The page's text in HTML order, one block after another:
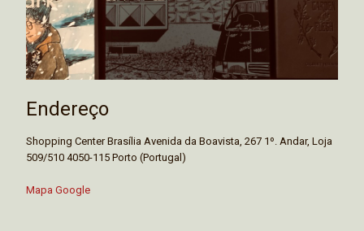
Endereço
Shopping Center Brasília Avenida da Boavista, 267 1º. Andar, Loja
509/510 4050-115 Porto (Portugal)
Mapa Google